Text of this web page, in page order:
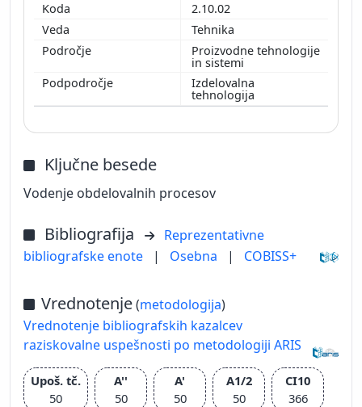
2.10.02
Tehnika
Proizvodne tehnologije
in sistemi
Izdelovalna
tehnologija
Ključne besede
Vodenje obdelovalnih procesov
Bibliografija
Reprezentativne
bibliografske enote
| Osebna | COBISS+
Vrednotenje(metodologija)
Vrednotenje bibliografskih kazalcev
raziskovalne uspešnosti po metodologiji ARIS
Upoš. tč.
50
A''
50
A'
50
A1/2
50
CI10
366